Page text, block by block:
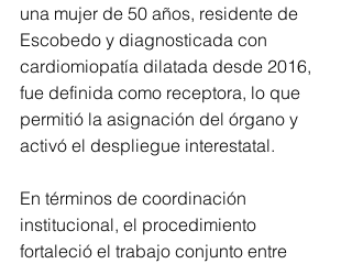
una mujer de 50 años, residente de
Escobedo y diagnosticada con
cardiomiopatía dilatada desde 2016,
fue definida como receptora, lo que
permitió la asignación del órgano y
activó el despliegue interestatal.
En términos de coordinación
institucional, el procedimiento
fortaleció el trabajo conjunto entre